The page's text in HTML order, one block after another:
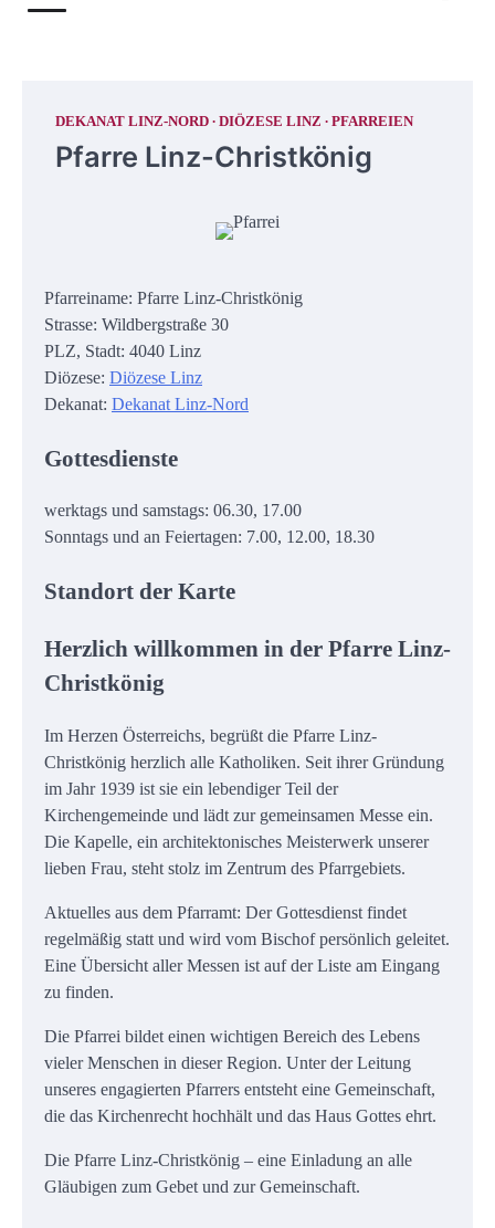
DEKANAT LINZ-NORD DIÖZESE LINZ PFARREIEN
Pfarre Linz-Christkönig
Pfarreiname: Pfarre Linz-Christkönig
Strasse: Wildbergstraße 30
PLZ, Stadt: 4040 Linz
Diözese: Diözese Linz
Dekanat: Dekanat Linz-Nord
Gottesdienste
werktags und samstags: 06.30, 17.00
Sonntags und an Feiertagen: 7.00, 12.00, 18.30
Standort der Karte
Herzlich willkommen in der Pfarre Linz-
Christkönig
Im Herzen Österreichs, begrüßt die Pfarre Linz-
Christkönig herzlich alle Katholiken. Seit ihrer Gründung
im Jahr 1939 ist sie ein lebendiger Teil der
Kirchengemeinde und lädt zur gemeinsamen Messe ein.
Die Kapelle, ein architektonisches Meisterwerk unserer
lieben Frau, steht stolz im Zentrum des Pfarrgebiets.
Aktuelles aus dem Pfarramt: Der Gottesdienst findet
regelmäßig statt und wird vom Bischof persönlich geleitet.
Eine Übersicht aller Messen ist auf der Liste am Eingang
zu finden.
Die Pfarrei bildet einen wichtigen Bereich des Lebens
vieler Menschen in dieser Region. Unter der Leitung
unseres engagierten Pfarrers entsteht eine Gemeinschaft,
die das Kirchenrecht hochhält und das Haus Gottes ehrt.
Die Pfarre Linz-Christkönig – eine Einladung an alle
Gläubigen zum Gebet und zur Gemeinschaft.